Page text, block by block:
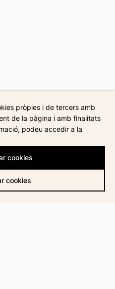
pròpies i de tercers amb
de la pàgina i amb finalitats
podeu accedir a la
cookies
cookies